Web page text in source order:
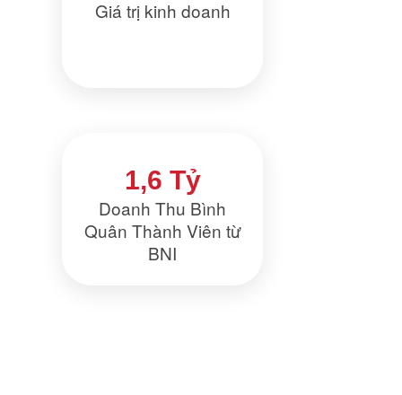
Giá trị kinh doanh
1,6 Tỷ
Doanh Thu Bình
Quân Thành Viên từ
BNI